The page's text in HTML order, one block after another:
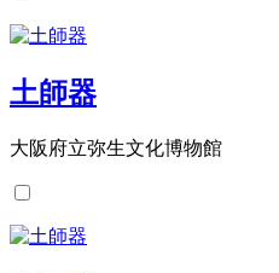
土師器
大阪府立弥生文化博物館